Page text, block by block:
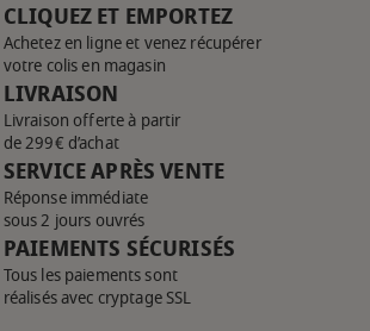
CLIQUEZ ET EMPORTEZ
Achetez en ligne et venez récupérer
votre colis en magasin
LIVRAISON
Livraison offerte à partir
de 299€ d’achat
SERVICE APRÈS VENTE
Réponse immédiate
sous 2 jours ouvrés
PAIEMENTS SÉCURISÉS
Tous les paiements sont
réalisés avec cryptage SSL